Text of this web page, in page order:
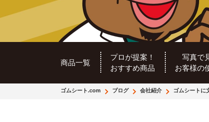
商品一覧
プロが提案！
おすすめ商品
写真で
お客様の
ゴムシート.com ブログ 会社紹介 ゴムシートに